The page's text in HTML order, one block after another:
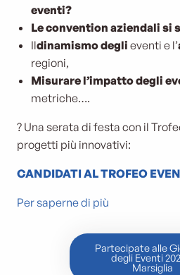
eventi?
Le convention aziendali si
Ildinamismo degli eventi e l’
regioni,
Misurare l’impatto degli
metriche….
? Una serata di festa con il
progetti più innovativi:
CANDIDATI AL TROFEO
Per saperne di più
Partecipate alle
degli Eventi
Marsiglia